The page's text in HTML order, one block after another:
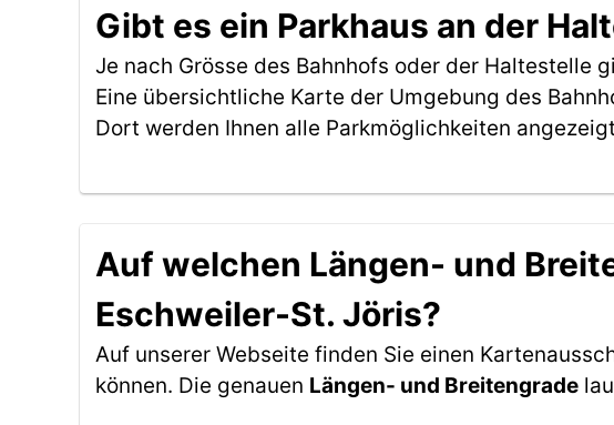
Gibt es ein Parkhaus an der
Je nach Grösse des Bahnhofs oder der Haltestelle
Eine übersichtliche Karte der Umgebung des
Dort werden Ihnen alle Parkmöglichkeiten
Auf welchen Längen- und
Eschweiler-St. Jöris?
Auf unserer Webseite finden Sie einen
können. Die genauen Längen- und Breitengrade